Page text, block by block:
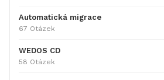
Automatická migrace
67 Otázek
WEDOS CD
58 Otázek